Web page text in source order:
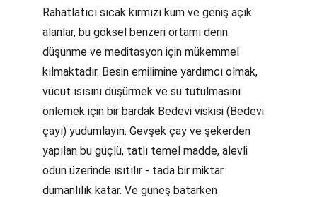
Rahatlatıcı sıcak kırmızı kum ve geniş açık
alanlar, bu göksel benzeri ortamı derin
düşünme ve meditasyon için mükemmel
kılmaktadır. Besin emilimine yardımcı olmak,
vücut ısısını düşürmek ve su tutulmasını
önlemek için bir bardak Bedevi viskisi (Bedevi
çayı) yudumlayın. Gevşek çay ve şekerden
yapılan bu güçlü, tatlı temel madde, alevli
odun üzerinde ısıtılır - tada bir miktar
dumanlılık katar. Ve güneş batarken